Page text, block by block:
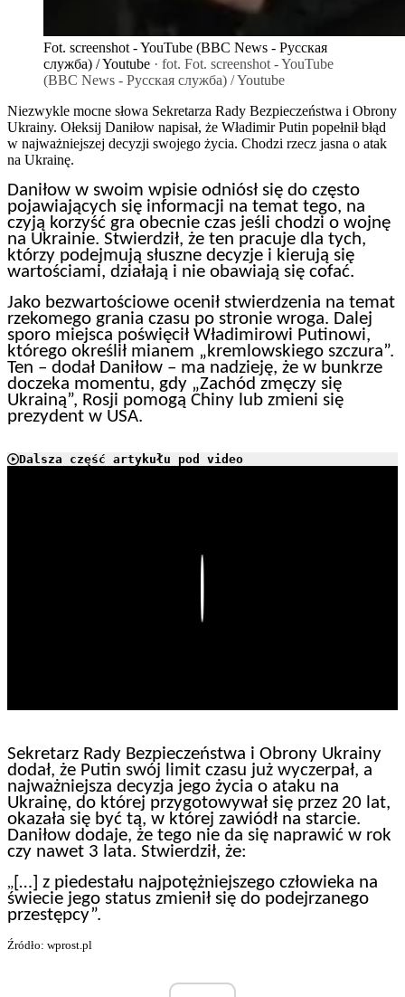
Fot. screenshot - YouTube (BBC News - Русская
служба) / Youtube · fot. Fot. screenshot - YouTube
(BBC News - Русская служба) / Youtube
Niezwykle mocne słowa Sekretarza Rady Bezpieczeństwa i Obrony
Ukrainy. Ołeksij Daniłow napisał, że Władimir Putin popełnił błąd
w najważniejszej decyzji swojego życia. Chodzi rzecz jasna o atak
na Ukrainę.
Daniłow w swoim wpisie odniósł się do często
pojawiających się informacji na temat tego, na
czyją korzyść gra obecnie czas jeśli chodzi o wojnę
na Ukrainie. Stwierdził, że ten pracuje dla tych,
którzy podejmują słuszne decyzje i kierują się
wartościami, działają i nie obawiają się cofać.
Jako bezwartościowe ocenił stwierdzenia na temat
rzekomego grania czasu po stronie wroga. Dalej
sporo miejsca poświęcił Władimirowi Putinowi,
którego określił mianem „kremlowskiego szczura”.
Ten – dodał Daniłow – ma nadzieję, że w bunkrze
doczeka momentu, gdy „Zachód zmęczy się
Ukrainą”, Rosji pomogą Chiny lub zmieni się
prezydent w USA.
Dalsza część artykułu pod video
Sekretarz Rady Bezpieczeństwa i Obrony Ukrainy
dodał, że Putin swój limit czasu już wyczerpał, a
najważniejsza decyzja jego życia o ataku na
Ukrainę, do której przygotowywał się przez 20 lat,
okazała się być tą, w której zawiódł na starcie.
Daniłow dodaje, że tego nie da się naprawić w rok
czy nawet 3 lata. Stwierdził, że:
„[…] z piedestału najpotężniejszego człowieka na
świecie jego status zmienił się do podejrzanego
przestępcy”.
Źródło: wprost.pl